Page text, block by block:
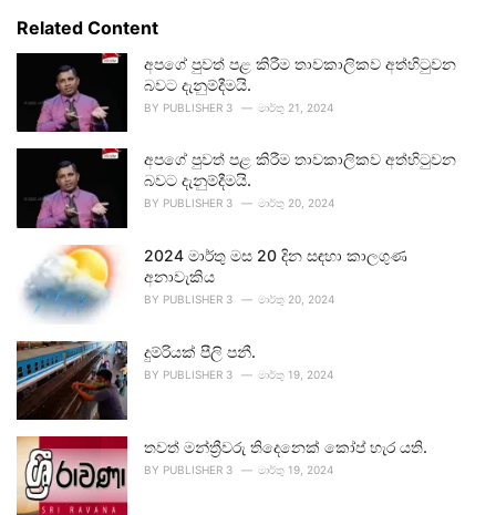
o
r
i
:Related Content
අපගේ පුවත් පළ කිරීම තාවකාලිකව අත්හිටුවන
බවට දැනුම්දීමයි.
BY PUBLISHER 3 මාර්තු 21, 2024
අපගේ පුවත් පළ කිරීම තාවකාලිකව අත්හිටුවන
බවට දැනුම්දීමයි.
BY PUBLISHER 3 මාර්තු 20, 2024
2024 මාර්තු මස 20 දින සඳහා කාලගුණ
අනාවැකිය
BY PUBLISHER 3 මාර්තු 20, 2024
දුම්රියක් පීලි පනී.
BY PUBLISHER 3 මාර්තු 19, 2024
තවත් මන්ත්‍රීවරු තිදෙනෙක් කෝප් හැර යති.
BY PUBLISHER 3 මාර්තු 19, 2024